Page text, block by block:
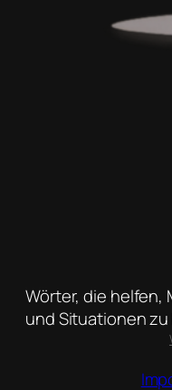
Wörter, die helfen,
und Situationen